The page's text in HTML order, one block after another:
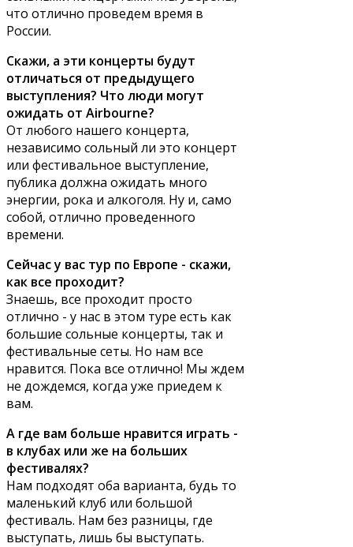
что отлично проведем время в
России.
Скажи, а эти концерты будут
отличаться от предыдущего
выступления? Что люди могут
ожидать от Airbourne?
От любого нашего концерта,
независимо сольный ли это концерт
или фестивальное выступление,
публика должна ожидать много
энергии, рока и алкоголя. Ну и, само
собой, отлично проведенного
времени.
Сейчас у вас тур по Европе - скажи,
как все проходит?
Знаешь, все проходит просто
отлично - у нас в этом туре есть как
большие сольные концерты, так и
фестивальные сеты. Но нам все
нравится. Пока все отлично! Мы ждем
не дождемся, когда уже приедем к
вам.
А где вам больше нравится играть -
в клубах или же на больших
фестивалях?
Нам подходят оба варианта, будь то
маленький клуб или большой
фестиваль. Нам без разницы, где
выступать, лишь бы выступать.